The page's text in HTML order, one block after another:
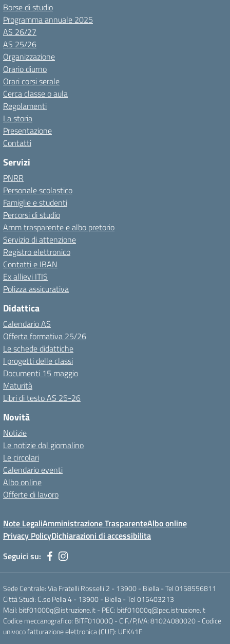
Borse di studio
Programma annuale 2025
AS 26/27
AS 25/26
Organizzazione
Orario diurno
Orari corsi serale
Cerca classe o aula
Regolamenti
La storia
Presentazione
Contatti
Servizi
PNRR
Personale scolastico
Famiglie e studenti
Percorsi di studio
Amm trasparente e albo pretorio
Servizio di attenzione
Registro elettronico
Contatti e IBAN
Ex allievi ITIS
Polizza assicurativa
Didattica
Calendario AS
Offerta formativa 25/26
Le schede didattiche
I progetti delle classi
Documenti 15 maggio
Maturità
Libri di testo AS 25-26
Novità
Notizie
Le notizie dal giornalino
Le circolari
Calendario eventi
Albo online
Offerte di lavoro
Note LegaliAmministrazione TrasparenteAlbo online
Privacy PolicyDichiarazioni di accessibilita
Seguici su:
Sede Centrale: Via Fratelli Rosselli 2 - 13900 - Biella - Tel 0158556811
Città Studi: C.so Pella 4 - 13900 - Biella - Tel 015403213
Mail: bitf01000q@istruzione.it- PEC: bitf01000q@pec.istruzione.it
Codice meccanografico: BITF01000Q - C.F./P,IVA: 81024080020 - Codice
univoco fatturazione elettronica (CUF): UFK41F